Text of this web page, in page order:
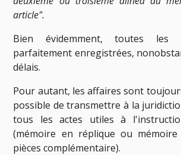
article".
Bien évidemment, toutes les
parfaitement enregistrées,
délais.
Pour autant, les affaires sont
possible de transmettre à la
tous les actes utiles à
(mémoire en réplique ou
pièces complémentaire).